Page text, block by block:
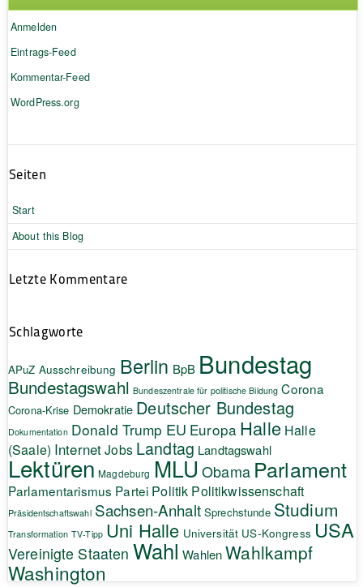
Anmelden
Eintrags-Feed
Kommentar-Feed
WordPress.org
Seiten
Start
About this Blog
Letzte Kommentare
Schlagworte
APuZ Ausschreibung Berlin BpB Bundestag
Bundestagswahl Bundeszentrale für politische Bildung Corona
Corona-Krise Demokratie Deutscher Bundestag
Dokumentation Donald Trump EU Europa Halle Halle
(Saale) InternetJobs Landtag Landtagswahl
Lektüren Magdeburg MLU Obama Parlament
Parlamentarismus Partei Politik Politikwissenschaft
Präsidentschaftswahl Sachsen-Anhalt Sprechstunde Studium
Transformation TV-Tipp Uni Halle Universität US-Kongress USA
Vereinigte Staaten Wahl Wahlen Wahlkampf
Washington